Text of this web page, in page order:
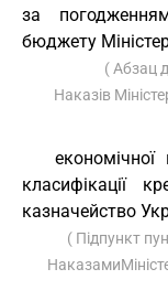
за
бюджету
( Абзац
Наказів
класифікації
казначейство
( Підпункт